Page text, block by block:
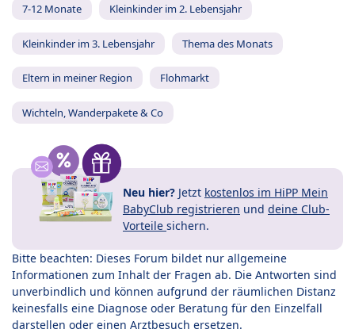
7-12 Monate Kleinkinder im 2. Lebensjahr
Kleinkinder im 3. Lebensjahr Thema des Monats
Eltern in meiner Region Flohmarkt
Wichteln, Wanderpakete & Co
Neu hier? Jetzt kostenlos im HiPP Mein
BabyClub registrieren und deine Club-
Vorteile sichern.
Bitte beachten: Dieses Forum bildet nur allgemeine
Informationen zum Inhalt der Fragen ab. Die Antworten sind
unverbindlich und können aufgrund der räumlichen Distanz
keinesfalls eine Diagnose oder Beratung für den Einzelfall
darstellen oder einen Arztbesuch ersetzen.